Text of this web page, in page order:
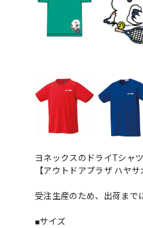
ヨネックスのドライTシャツ
【アウトドアプラザ ハヤ
受注生産のため、出荷まで
■サイズ